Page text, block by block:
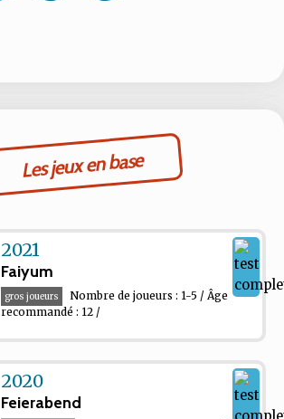
Les jeux en base
2021
Faiyum
gros joueurs
Nombre de joueurs : 1-5 / Âge
recommandé : 12 /
2020
Feierabend